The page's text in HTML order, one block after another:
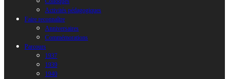
Activités pédagogiques
Faire reconnaître
Anniversaires
Commémorations
Parcours
1937
1939
1940